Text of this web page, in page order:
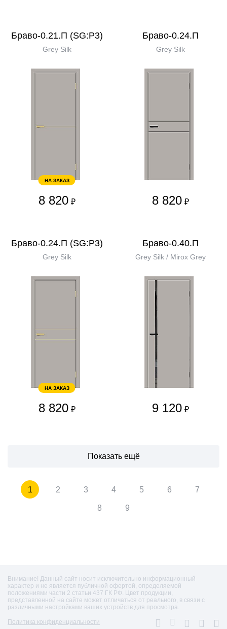
Браво-0.21.П (SG:P3)
Grey Silk
НА ЗАКАЗ
8 820 ₽
Браво-0.24.П
Grey Silk
8 820 ₽
Браво-0.24.П (SG:P3)
Grey Silk
НА ЗАКАЗ
8 820 ₽
Браво-0.40.П
Grey Silk / Mirox Grey
9 120 ₽
Показать ещё
1 2 3 4 5 6 7
8 9
Внимание! Данный сайт носит исключительно информационный
характер и не является публичной офертой, определяемой
положениями части 2 статьи 437 ГК РФ. Цвет продукции,
представленной на сайте может отличаться от реального, в связи с
различными настройками ваших устройств для просмотра.
Политика конфиденциальности